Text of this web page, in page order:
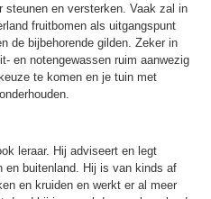
steunen en versterken. Vaak zal in
fruitbomen als uitgangspunt
de bijbehorende gilden. Zeker in
en notengewassen ruim aanwezig
te komen en je tuin met
leraar. Hij adviseert en legt
en buitenland. Hij is van kinds af
en kruiden en werkt er al meer